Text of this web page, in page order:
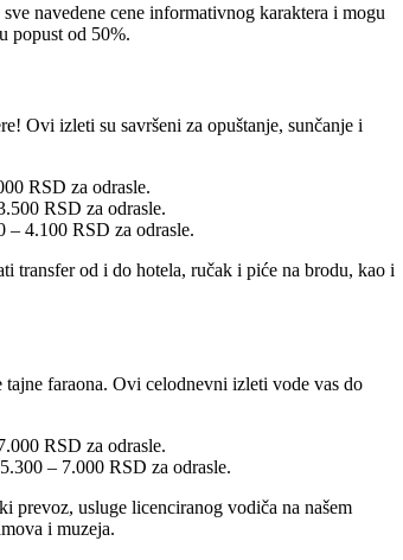
navedene cene informativnog karaktera i mogu
popust od 50%.
Ovi izleti su savršeni za opuštanje, sunčanje i
RSD za odrasle.
RSD za odrasle.
– 4.100 RSD za odrasle.
transfer od i do hotela, ručak i piće na brodu, kao i
faraona. Ovi celodnevni izleti vode vas do
RSD za odrasle.
– 7.000 RSD za odrasle.
prevoz, usluge licenciranog vodiča na našem
i muzeja.